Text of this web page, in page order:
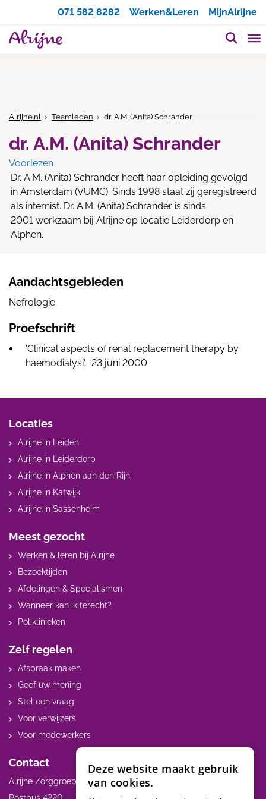
071 582 8282
Werken&Leren MijnAlrijne
Alrijne.nl Teamleden dr. A.M. (Anita) Schrander
dr. A.M. (Anita) Schrander
Voorlezen
Dr. A.M. (Anita) Schrander heeft haar opleiding gevolgd
in Amsterdam (VUMC). Sinds 1998 staat zij geregistreerd
als internist. Dr. A.M. (Anita) Schrander is sinds
2001 werkzaam bij Alrijne op locatie Leiderdorp en
Alphen.
Aandachtsgebieden
Nefrologie
Proefschrift
'Clinical aspects of renal replacement therapy by
haemodialysi', 23 juni 2000
Locaties
Alrijne in Leiden
Alrijne in Leiderdorp
Alrijne in Alphen aan den Rijn
Alrijne in Katwijk
Alrijne in Sassenheim
Meest gezocht
Werken & leren bij Alrijne
Bezoektijden
Afdelingen & Specialismen
Wanneer kan ik terecht?
Poliklinieken
Zelf regelen
Afspraak maken
Geef uw mening
Stel een vraag
Voor verwijzers
Voor medewerkers
Contact
Alrijne Zorggroep
Deze website maakt gebruik
van cookies.